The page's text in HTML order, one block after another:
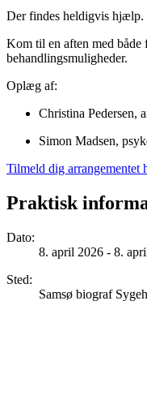
Der findes heldigvis hjælp.
Kom til en aften med både
behandlingsmuligheder.
Oplæg af:
Christina Pedersen,
Simon Madsen,
Tilmeld dig arrangementet
Praktisk
Dato:
8. april 2026 - 8.
Sted:
Samsø biograf